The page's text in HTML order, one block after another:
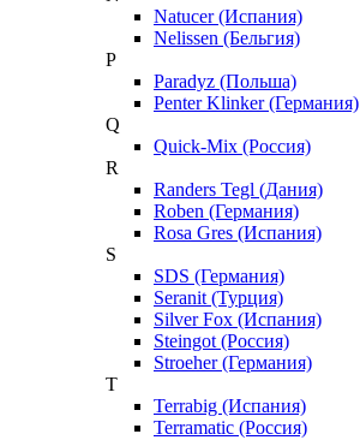
Natucer (Испания)
Nelissen (Бельгия)
P
Paradyz (Польша)
Penter Klinker (Германия)
Q
Quick-Mix (Россия)
R
Randers Tegl (Дания)
Roben (Германия)
Rosa Gres (Испания)
S
SDS (Германия)
Seranit (Турция)
Silver Fox (Испания)
Steingot (Россия)
Stroeher (Германия)
T
Terrabig (Испания)
Terramatic (Россия)